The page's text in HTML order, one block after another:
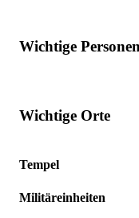
Wichtige
Wichtige Orte
Tempel
Militäreinheiten